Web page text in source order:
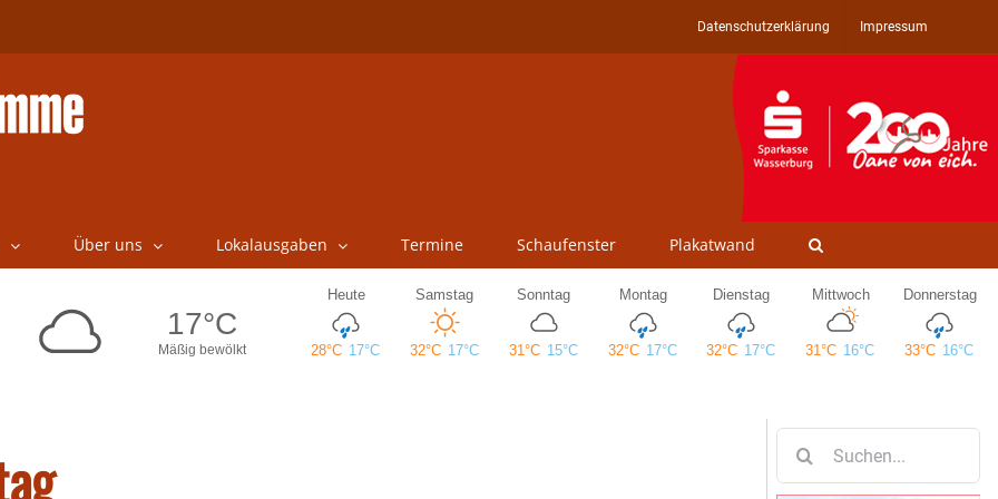
Datenschutzerklärung Impressum
Über uns Lokalausgaben Termine Schaufenster Plakatwand
nach: